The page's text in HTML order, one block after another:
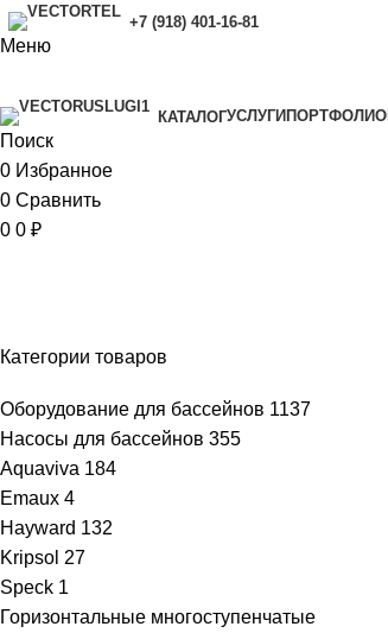
+7 (918) 401-16-81
Меню
КАТАЛОГУСЛУГИ ПОРТФОЛИО
Поиск
0 Избранное
0 Сравнить
0 0 ₽
Категории товаров
Оборудование для бассейнов 1137
Насосы для бассейнов 355
Aquaviva 184
Emaux 4
Hayward 132
Kripsol 27
Speck 1
Горизонтальные многоступенчатые